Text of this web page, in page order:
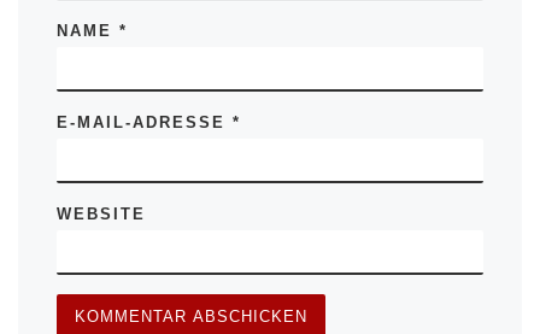
NAME*
E-MAIL-ADRESSE*
WEBSITE